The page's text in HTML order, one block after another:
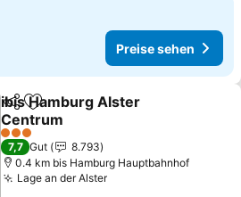
Preise sehen
TeilenZu Favoriten hinzufügen
ibis Hamburg Alster
Centrum
3 Sterne
7,7 Gut
8.793
0.4 km bis Hamburg Hauptbahnhof
Lage an der Alster